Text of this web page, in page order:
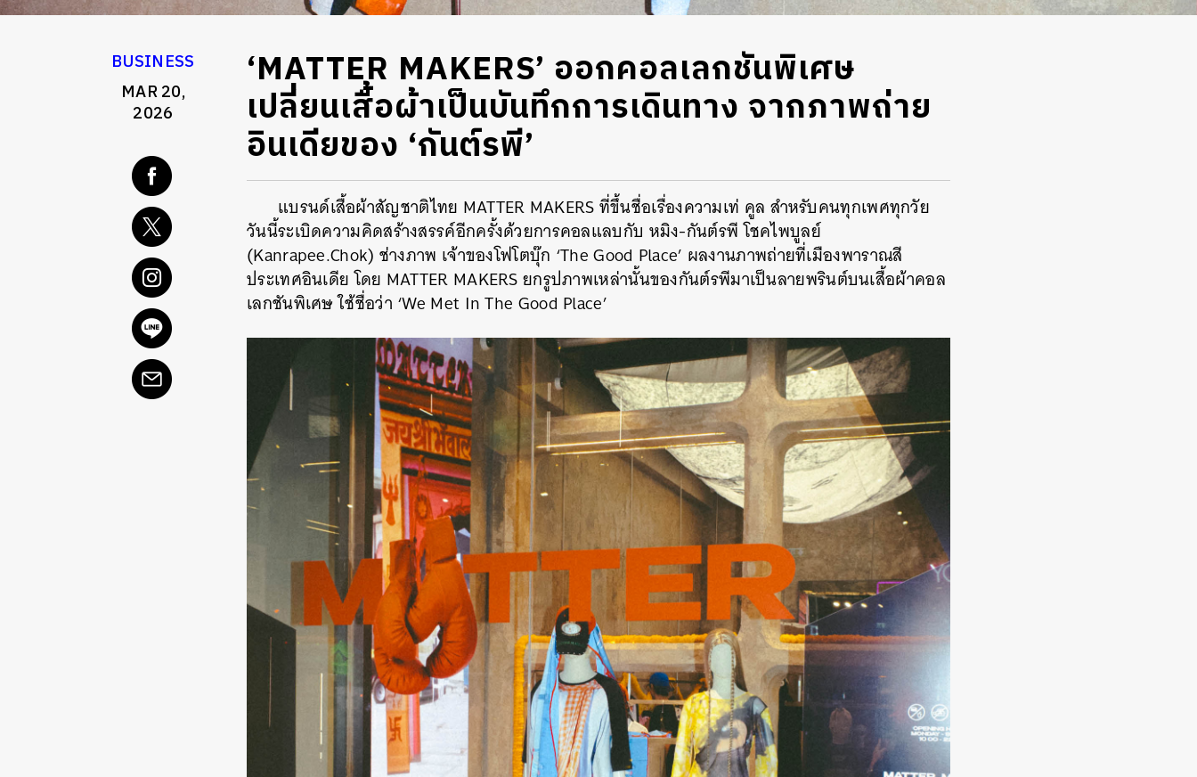
BUSINESS
MAR 20,
2026
‘MATTER MAKERS’ ออกคอลเลกชันพิเศษ
เปลี่ยนเสื้อผ้าเป็นบันทึกการเดินทาง จากภาพถ่าย
อินเดียของ ‘กันต์รพี’
แบรนด์เสื้อผ้าสัญชาติไทย MATTER MAKERS ที่ขึ้นชื่อเรื่องความเท่ คูล สำหรับคนทุกเพศทุกวัย
วันนี้ระเบิดความคิดสร้างสรรค์อีกครั้งด้วยการคอลแลบกับ หมิง-กันต์รพี โชคไพบูลย์
(Kanrapee.Chok) ช่างภาพ เจ้าของโฟโตบุ๊ก ‘The Good Place’ ผลงานภาพถ่ายที่เมืองพาราณสี
ประเทศอินเดีย โดย MATTER MAKERS ยกรูปภาพเหล่านั้นของกันต์รพีมาเป็นลายพรินต์บนเสื้อผ้าคอล
เลกชันพิเศษ ใช้ชื่อว่า ‘We Met In The Good Place’